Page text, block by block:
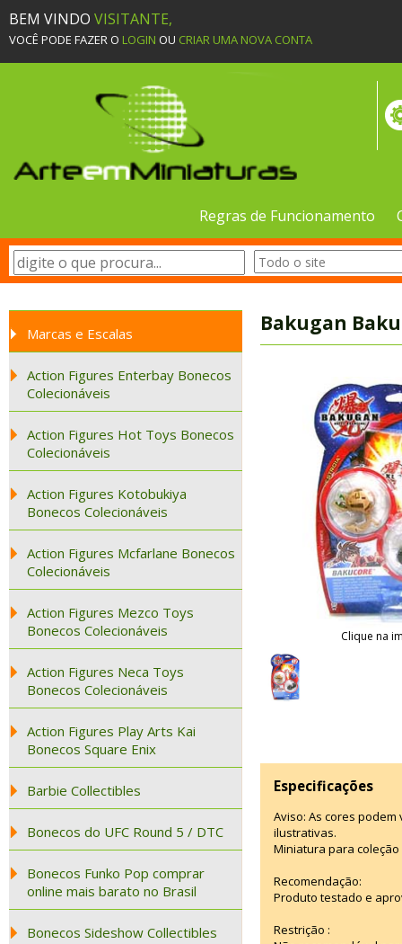
BEM VINDO VISITANTE,
VOCÊ PODE FAZER O LOGIN OU CRIAR UMA NOVA CONTA
Regras de Funcionamento
Marcas e Escalas
Action Figures Enterbay Bonecos
Colecionáveis
Action Figures Hot Toys Bonecos
Colecionáveis
Action Figures Kotobukiya
Bonecos Colecionáveis
Action Figures Mcfarlane Bonecos
Colecionáveis
Action Figures Mezco Toys
Bonecos Colecionáveis
Action Figures Neca Toys
Bonecos Colecionáveis
Action Figures Play Arts Kai
Bonecos Square Enix
Barbie Collectibles
Bonecos do UFC Round 5 / DTC
Bonecos Funko Pop comprar
online mais barato no Brasil
Bonecos Sideshow Collectibles
Bakugan
Clique na
Especificações
Aviso: As cores
ilustrativas.
Miniatura para
Recomendação:
Produto testado e
Restrição :